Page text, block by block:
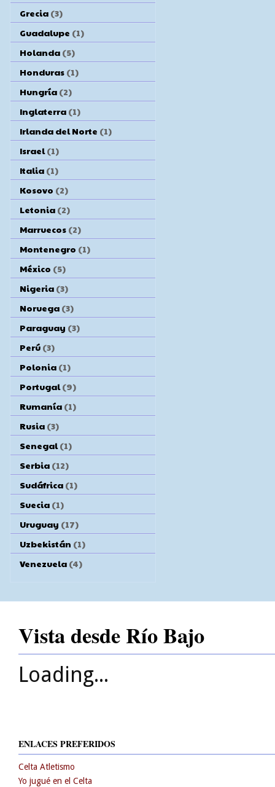
Grecia (3)
Guadalupe (1)
Holanda (5)
Honduras (1)
Hungría (2)
Inglaterra (1)
Irlanda del Norte (1)
Israel (1)
Italia (1)
Kosovo (2)
Letonia (2)
Marruecos (2)
Montenegro (1)
México (5)
Nigeria (3)
Noruega (3)
Paraguay (3)
Perú (3)
Polonia (1)
Portugal (9)
Rumanía (1)
Rusia (3)
Senegal (1)
Serbia (12)
Sudáfrica (1)
Suecia (1)
Uruguay (17)
Uzbekistán (1)
Venezuela (4)
Vista desde Río Bajo
Loading...
ENLACES PREFERIDOS
Celta Atletismo
Yo jugué en el Celta